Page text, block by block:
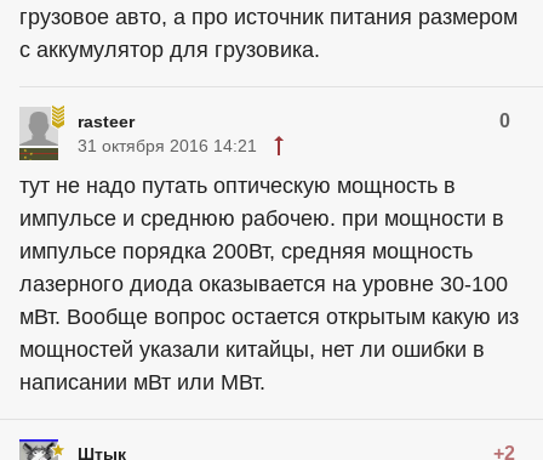
грузовое авто, а про источник питания размером
с аккумулятор для грузовика.
rasteer 0
31 октября 2016 14:21
тут не надо путать оптическую мощность в
импульсе и среднюю рабочею. при мощности в
импульсе порядка 200Вт, средняя мощность
лазерного диода оказывается на уровне 30-100
мВт. Вообще вопрос остается открытым какую из
мощностей указали китайцы, нет ли ошибки в
написании мВт или МВт.
Штык +2